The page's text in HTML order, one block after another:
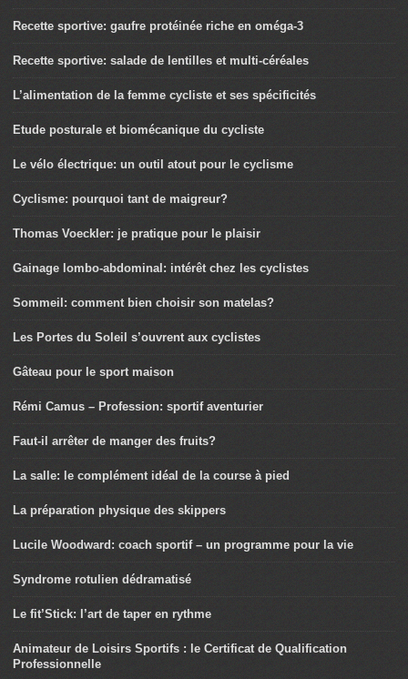
Recette sportive: gaufre protéinée riche en oméga-3
Recette sportive: salade de lentilles et multi-céréales
L’alimentation de la femme cycliste et ses spécificités
Etude posturale et biomécanique du cycliste
Le vélo électrique: un outil atout pour le cyclisme
Cyclisme: pourquoi tant de maigreur?
Thomas Voeckler: je pratique pour le plaisir
Gainage lombo-abdominal: intérêt chez les cyclistes
Sommeil: comment bien choisir son matelas?
Les Portes du Soleil s’ouvrent aux cyclistes
Gâteau pour le sport maison
Rémi Camus – Profession: sportif aventurier
Faut-il arrêter de manger des fruits?
La salle: le complément idéal de la course à pied
La préparation physique des skippers
Lucile Woodward: coach sportif – un programme pour la vie
Syndrome rotulien dédramatisé
Le fit’Stick: l’art de taper en rythme
Animateur de Loisirs Sportifs : le Certificat de Qualification
Professionnelle